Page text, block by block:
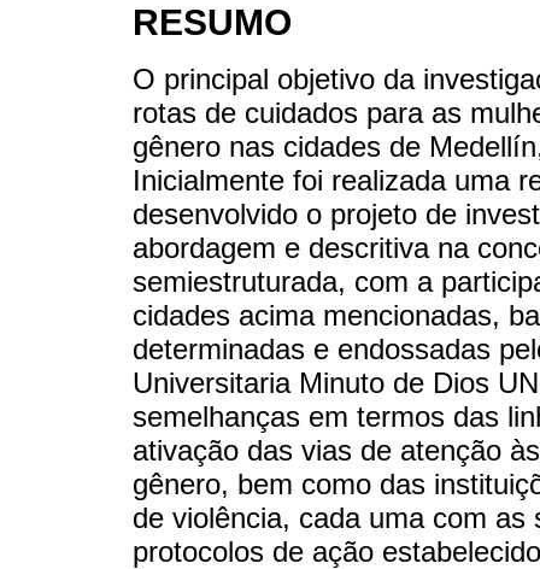
RESUMO
O principal objetivo da
rotas de cuidados para as
gênero nas cidades de
Inicialmente foi realizada uma
desenvolvido o projeto de
abordagem e descritiva na
semiestruturada, com a
cidades acima mencionadas,
determinadas e endossadas
Universitaria Minuto de Dios
semelhanças em termos das
ativação das vias de atenção
gênero, bem como das
de violência, cada uma com
protocolos de ação